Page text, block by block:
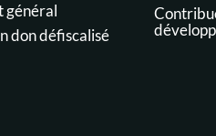
général
don défiscalisé